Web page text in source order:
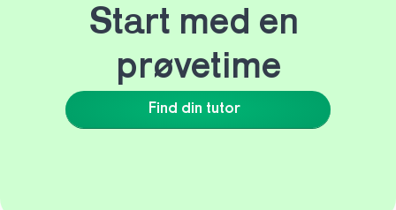
Find din tutor
Start med en
prøvetime